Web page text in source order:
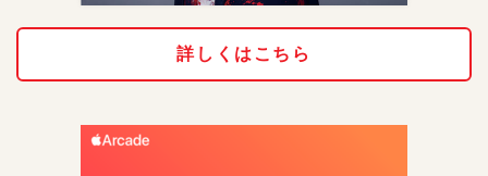
詳しくはこちら